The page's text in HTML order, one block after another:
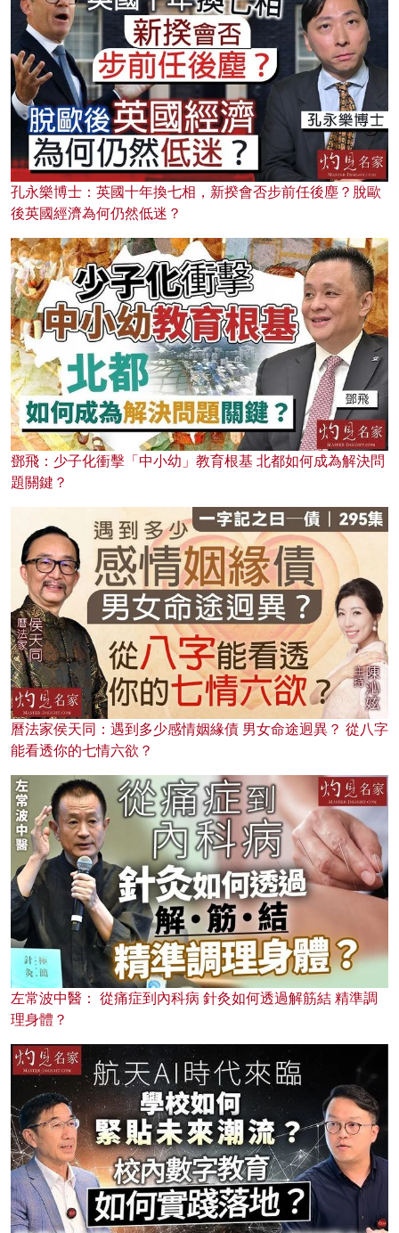
孔永樂博士：英國十年換七相，新揆會否步前任後塵？脫歐
後英國經濟為何仍然低迷？
鄧飛：少子化衝擊「中小幼」教育根基 北都如何成為解決問
題關鍵？
曆法家侯天同：遇到多少感情姻緣債 男女命途迥異？ 從八字
能看透你的七情六欲？
左常波中醫： 從痛症到內科病 針灸如何透過解筋結 精準調
理身體？